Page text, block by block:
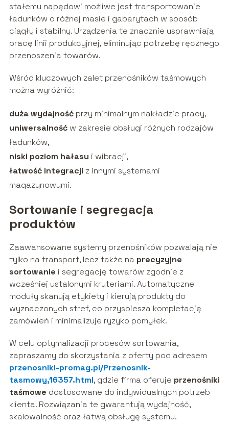
stałemu napędowi możliwe jest transportowanie
ładunków o różnej masie i gabarytach w sposób
ciągły i stabilny. Urządzenia te znacznie usprawniają
pracę linii produkcyjnej, eliminując potrzebę ręcznego
przenoszenia towarów.
Wśród kluczowych zalet przenośników taśmowych
można wyróżnić:
duża wydajnośćprzy minimalnym nakładzie pracy,
uniwersalnośćw zakresie obsługi różnych rodzajów
ładunków,
niski poziom hałasu i wibracji,
łatwość integracji z innymi systemami
magazynowymi.
Sortowanie i segregacja
produktów
Zaawansowane systemy przenośników pozwalają nie
tylko na transport, lecz także na precyzyjne
sortowanie i segregację towarów zgodnie z
wcześniej ustalonymi kryteriami. Automatyczne
moduły skanują etykiety i kierują produkty do
wyznaczonych stref, co przyspiesza kompletację
zamówień i minimalizuje ryzyko pomyłek.
W celu optymalizacji procesów sortowania,
zapraszamy do skorzystania z oferty pod adresem
przenosniki-promag.pl/Przenosnik-
tasmowy,16357.html, gdzie firma oferuje przenośniki
taśmowe dostosowane do indywidualnych potrzeb
klienta. Rozwiązania te gwarantują wydajność,
skalowalność oraz łatwą obsługę systemu.